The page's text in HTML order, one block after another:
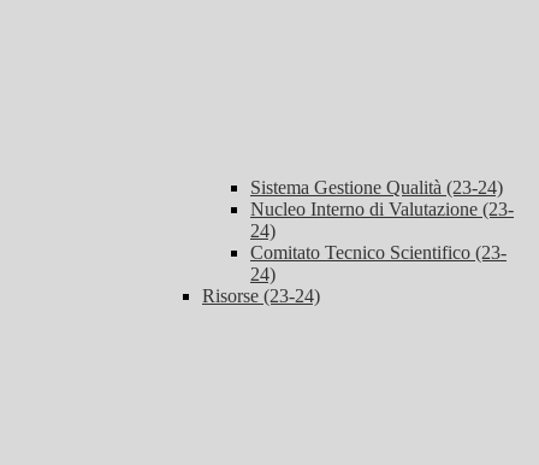
Sistema Gestione Qualità (23-24)
Nucleo Interno di Valutazione (23-
24)
Comitato Tecnico Scientifico (23-
24)
Risorse (23-24)